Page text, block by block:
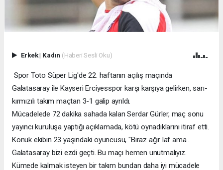
Erkek| Kadın (Haberi Sesli Oku)
Spor Toto Süper Lig'de 22. haftanın açılış maçında
Galatasaray ile Kayseri Erciyesspor karşı karşıya gelirken, sarı-
kırmızılı takım maçtan 3-1 galip ayrıldı.
Mücadelede 72 dakika sahada kalan Serdar Gürler, maç sonu
yayıncı kuruluşa yaptığı açıklamada, kötü oynadıklarını itiraf etti.
Konuk ekibin 23 yaşındaki oyuncusu, "Biraz ağır laf ama...
Galatasaray bizi ezdi geçti. Bu maçı hemen unutmalıyız.
Kümede kalmak isteyen bir takım bundan daha iyi mücadele